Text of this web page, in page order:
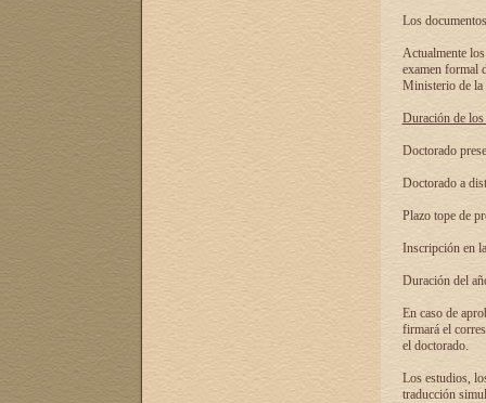
Los
Actualmente
examen formal
Ministerio de la
Duración de
Doctorado
Doctorado a
Plazo tope de
Inscripción en
Duración del
En caso de
firmará el
el doctorado.
Los estudios,
traducción